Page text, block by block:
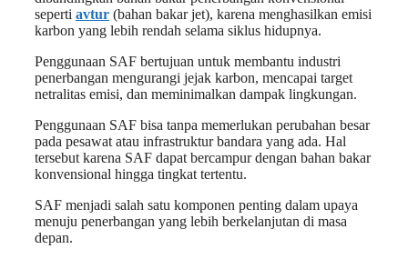
seperti avtur (bahan bakar jet), karena menghasilkan emisi
karbon yang lebih rendah selama siklus hidupnya.
Penggunaan SAF bertujuan untuk membantu industri
penerbangan mengurangi jejak karbon, mencapai target
netralitas emisi, dan meminimalkan dampak lingkungan.
Penggunaan SAF bisa tanpa memerlukan perubahan besar
pada pesawat atau infrastruktur bandara yang ada. Hal
tersebut karena SAF dapat bercampur dengan bahan bakar
konvensional hingga tingkat tertentu.
SAF menjadi salah satu komponen penting dalam upaya
menuju penerbangan yang lebih berkelanjutan di masa
depan.